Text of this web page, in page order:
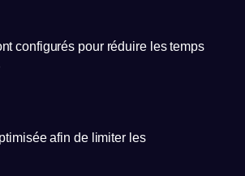
configurés pour réduire les temps
afin de limiter les